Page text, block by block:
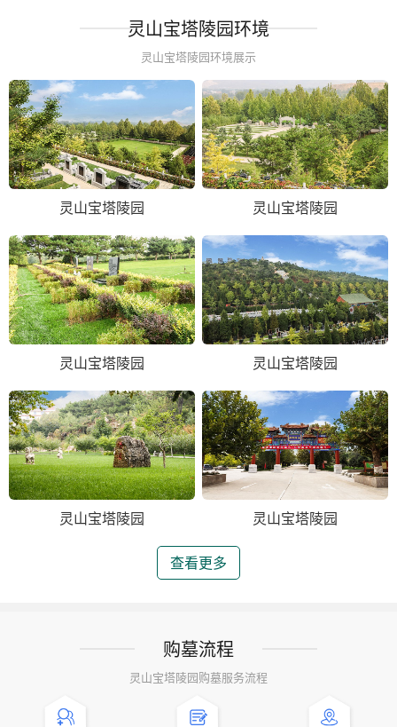
灵山宝塔陵园环境
灵山宝塔陵园环境展示
灵山宝塔陵园 灵山宝塔陵园
灵山宝塔陵园 灵山宝塔陵园
灵山宝塔陵园 灵山宝塔陵园
查看更多
购墓流程
灵山宝塔陵园购墓服务流程